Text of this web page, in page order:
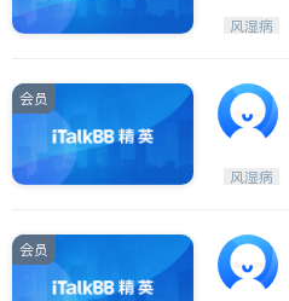
风湿病
会员
风湿病
会员